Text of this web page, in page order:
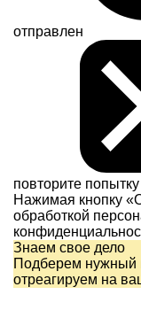
отправлен
повторите
Нажимая кнопку
обработкой
Знаем свое дело
Подберем нужный
отреагируем на